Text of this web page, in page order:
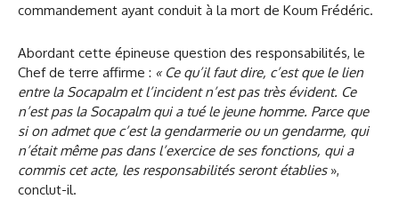
commandement ayant conduit à la mort de Koum Frédéric.
Abordant cette épineuse question des responsabilités, le
Chef de terre affirme : « Ce qu’il faut dire, c’est que le lien
entre la Socapalm et l’incident n’est pas très évident. Ce
n’est pas la Socapalm qui a tué le jeune homme. Parce que
si on admet que c’est la gendarmerie ou un gendarme, qui
n’était même pas dans l’exercice de ses fonctions, qui a
commis cet acte, les responsabilités seront établies»,
conclut-il.